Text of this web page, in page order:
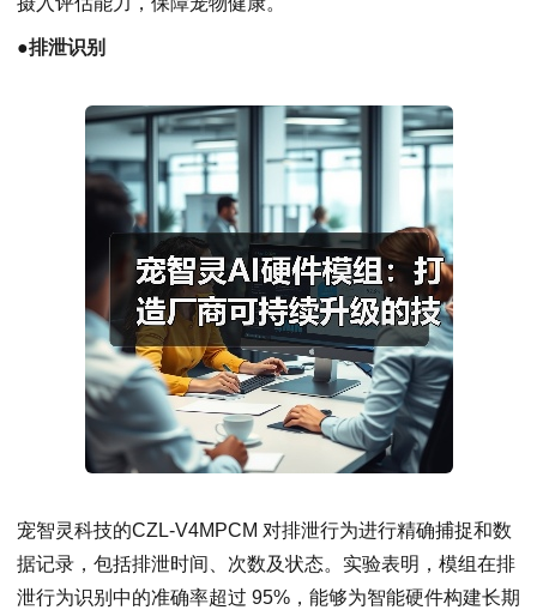
●排泄识别
宠智灵科技的CZL-V4MPCM 对排泄行为进行精确捕捉和数
据记录，包括排泄时间、次数及状态。实验表明，模组在排
泄行为识别中的准确率超过 95%，能够为智能硬件构建长期